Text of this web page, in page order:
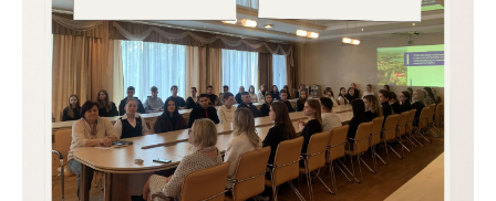
Международное
сотрудничество
Применение мер
нетарифного
регулирования
Биржевая торговля